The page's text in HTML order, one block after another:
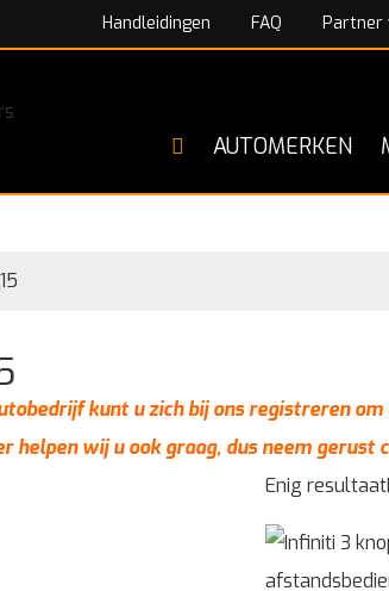
Handleidingen FAQ Partner
AUTOMERKEN
kunt u zich bij ons registreren
helpen wij u ook graag, dus neem gerust
Enig resultaat